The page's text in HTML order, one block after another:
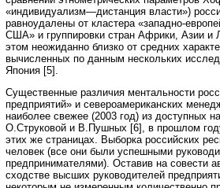
«индивидуализм—дистанция власти»)
равноудалены от кластера «западно-
США» и группировки стран Африки, Азии и
этом неожиданно близко от средних
вычисленных по данным нескольких
Япония [5].
Существенные различия ментальности
предприятий» и североамериканских
наиболее свежее (2003 год) из доступных
О.Струковой и В.Пушных [6], в прошлом
этих же страницах. Выборка российских
человек (все они были успешными
предпринимателями). Оставив на совести
сходстве высших руководителей